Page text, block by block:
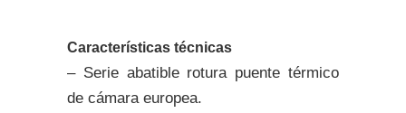
Características técnicas
– Serie abatible rotura puente térmico
de cámara europea.